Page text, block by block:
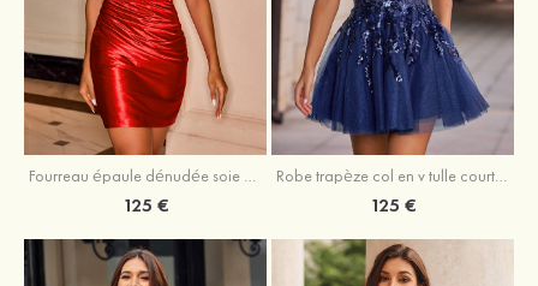
Fourreau épaule dénudée soie comme du satin courte/mini robe de fête de la rentrée
125 €
Robe trapèze col en v tulle courte/mini robe de fête de la rentrée avec poches paillettes
125 €